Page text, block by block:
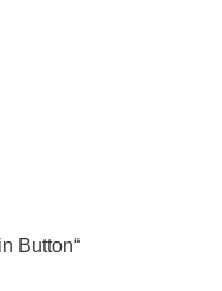
Button“